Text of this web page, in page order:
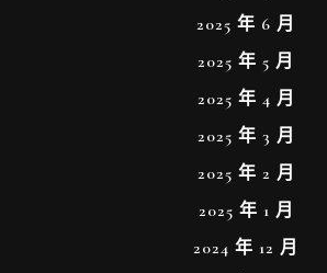
2025 年 6 月
2025 年 5 月
2025 年 4 月
2025 年 3 月
2025 年 2 月
2025 年 1 月
2024 年 12 月